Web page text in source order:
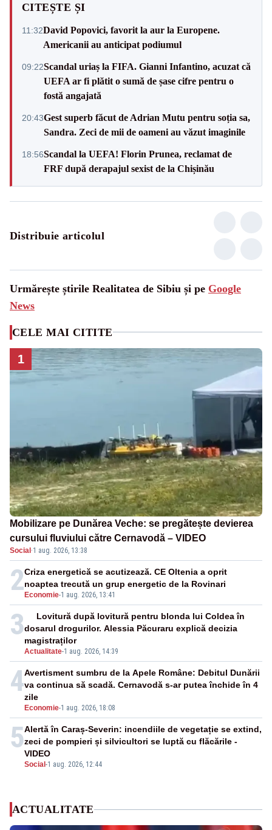
CITEȘTE ȘI
11:32David Popovici, favorit la aur la Europene.
Americanii au anticipat podiumul
09:22Scandal uriaș la FIFA. Gianni Infantino, acuzat că
UEFA ar fi plătit o sumă de șase cifre pentru o
fostă angajată
20:43Gest superb făcut de Adrian Mutu pentru soția sa,
Sandra. Zeci de mii de oameni au văzut imaginile
18:56Scandal la UEFA! Florin Prunea, reclamat de
FRF după derapajul sexist de la Chișinău
Distribuie articolul
Urmărește știrile Realitatea de Sibiu și pe Google
News
CELE MAI CITITE
1
Mobilizare pe Dunărea Veche: se pregătește devierea
cursului fluviului către Cernavodă – VIDEO
Social ·1 aug. 2026, 13:38
2 Economie-1 aug. 2026, 13:41
Criza energetică se acutizează. CE Oltenia a oprit
noaptea trecută un grup energetic de la Rovinari
3
Actualitate-1 aug. 2026, 14:39
Lovitură după lovitură pentru blonda lui Coldea în
dosarul drogurilor. Alessia Păcuraru explică decizia
magistraților
4
Economie-1 aug. 2026, 18:08
Avertisment sumbru de la Apele Române: Debitul Dunării
va continua să scadă. Cernavodă s-ar putea închide în 4
zile
5
Social -1 aug. 2026, 12:44
Alertă în Caraș-Severin: incendiile de vegetație se extind,
zeci de pompieri și silvicultori se luptă cu flăcările -
VIDEO
ACTUALITATE